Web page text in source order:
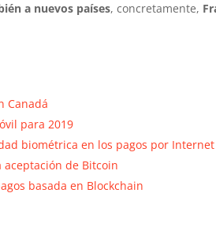
a nuevos países, concretamente,
Canadá
para 2019
biométrica en los pagos por Internet
aceptación de Bitcoin
basada en Blockchain